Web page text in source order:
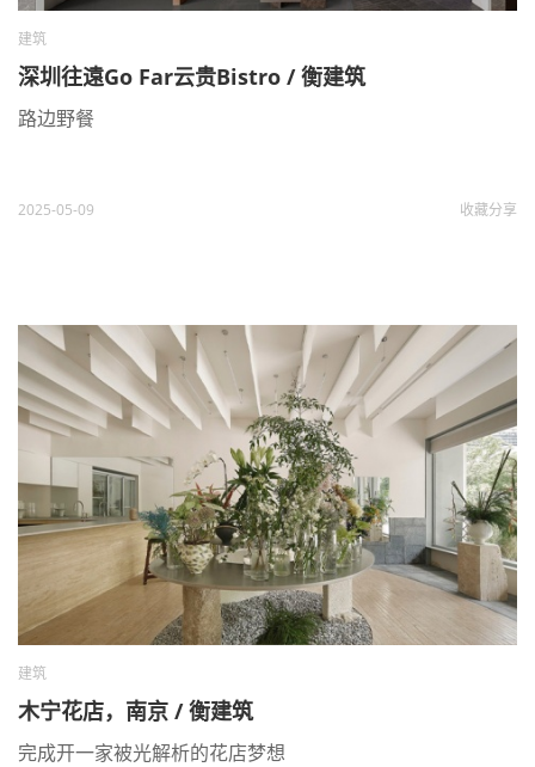
建筑
深圳往遠Go Far云贵Bistro / 衡建筑
路边野餐
2025-05-09 收藏分享
建筑
木宁花店，南京 / 衡建筑
完成开一家被光解析的花店梦想